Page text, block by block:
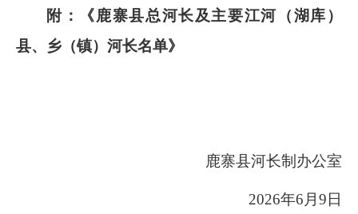
附：《鹿寨县总河长及主要江河（湖库）
县、乡（镇）河长名单》
鹿寨县河长制办公室
2026年6月 9 日